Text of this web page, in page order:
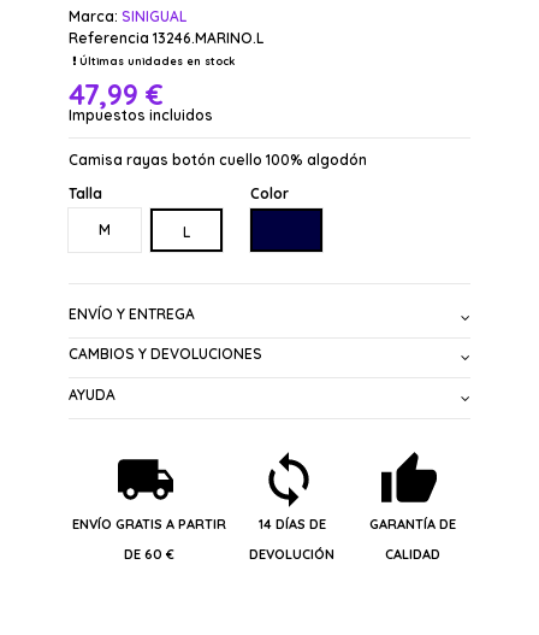
Marca: SINIGUAL
Referencia 13246.MARINO.L
Últimas unidades en stock
47,99 €
Impuestos incluidos
Camisa rayas botón cuello 100% algodón
Talla
M
L
Color
ENVÍO Y ENTREGA
CAMBIOS Y DEVOLUCIONES
AYUDA
ENVÍO GRATIS A PARTIR
DE 60 €
14 DÍAS DE
DEVOLUCIÓN
GARANTÍA DE
CALIDAD